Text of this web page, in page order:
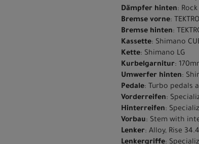
Dämpfer hinten:
Bremse vorne:
Bremse hinten:
Kassette: Shimano
Kette: Shimano LG
Kurbelgarnitur:
Umwerfer hinten:
Pedale: Turbo pedals
Vorderreifen:
Hinterreifen:
Vorbau: Stem with
Lenker: Alloy, Rise